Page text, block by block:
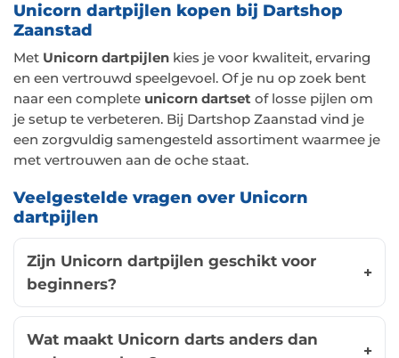
Unicorn dartpijlen kopen bij Dartshop
Zaanstad
Met Unicorn dartpijlen kies je voor kwaliteit, ervaring
en een vertrouwd speelgevoel. Of je nu op zoek bent
naar een complete unicorn dartset of losse pijlen om
je setup te verbeteren. Bij Dartshop Zaanstad vind je
een zorgvuldig samengesteld assortiment waarmee je
met vertrouwen aan de oche staat.
Veelgestelde vragen over Unicorn
dartpijlen
Zijn Unicorn dartpijlen geschikt voor
beginners?
Wat maakt Unicorn darts anders dan